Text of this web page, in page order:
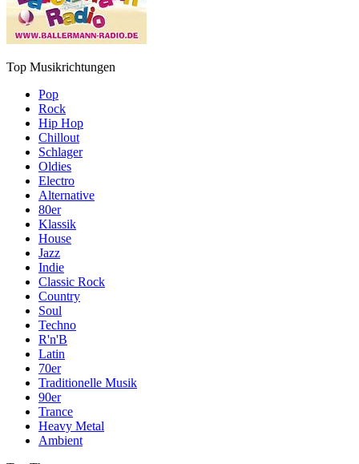
Top Musikrichtungen
Pop
Rock
Hip Hop
Chillout
Schlager
Oldies
Electro
Alternative
80er
Klassik
House
Jazz
Indie
Classic Rock
Country
Soul
Techno
R'n'B
Latin
70er
Traditionelle Musik
90er
Trance
Heavy Metal
Ambient